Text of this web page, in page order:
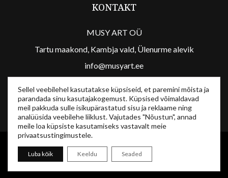
KONTAKT
MUSY ART OÜ
Tartu maakond, Kambja vald, Ülenurme alevik
info@musyart.ee
/musyart
MusyArt © 2024
Tellimistingimused-Privaatsuspoliitika
Sellel veebilehel kasutatakse küpsiseid, et paremini mõista ja
parandada sinu kasutajakogemust. Küpsised võimaldavad
meil pakkuda sulle isikupärastatud sisu ja reklaame ning
analüüsida veebilehe liiklust. Vajutades "Nõustun", annad
meile loa küpsiste kasutamiseks vastavalt meie
privaatsustingimustele.
Luba kõik Keeldu Seaded